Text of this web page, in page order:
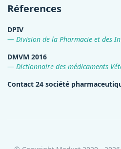
Réferences
DPIV
Division de la Pharmacie et des
DMVM 2016
Dictionnaire des médicaments
Contact 24 société